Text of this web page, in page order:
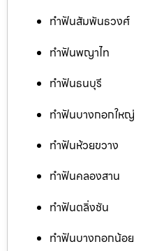
ทำฟันสัมพันธวงศ์
ทำฟันพญาไท
ทำฟันธนบุรี
ทำฟันบางกอกใหญ่
ทำฟันห้วยขวาง
ทำฟันคลองสาน
ทำฟันตลิ่งชัน
ทำฟันบางกอกน้อย